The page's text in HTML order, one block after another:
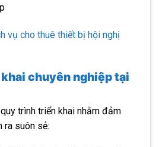
vụ cho thuê thiết bị hội nghị
chuyên nghiệp tại
trình triển khai nhằm đảm
ra suôn sẻ: